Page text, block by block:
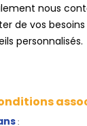
nous
de vos
personnalisés.
: